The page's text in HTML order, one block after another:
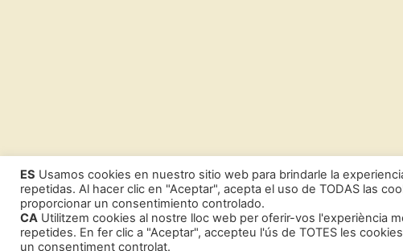
ES Usamos cookies en nuestro sitio web para brindarle la
repetidas. Al hacer clic en "Aceptar", acepta el uso de TODAS las
proporcionar un consentimiento controlado.
CA Utilitzem cookies al nostre lloc web per oferir-vos l'experiència
repetides. En fer clic a "Aceptar", accepteu l'ús de TOTES les
un consentiment controlat.